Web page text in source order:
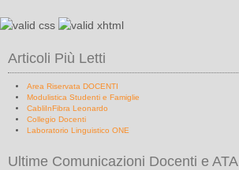
Articoli Più Letti
Area Riservata DOCENTI
Modulistica Studenti e Famiglie
CabliInFibra Leonardo
Collegio Docenti
Laboratorio Linguistico ONE
Ultime Comunicazioni Docenti e ATA